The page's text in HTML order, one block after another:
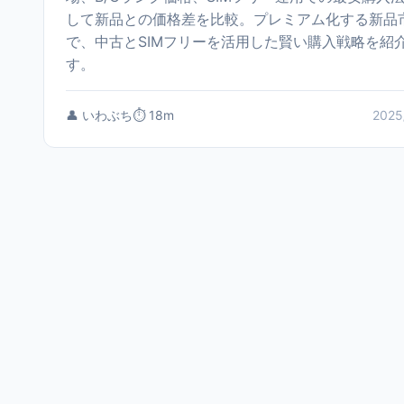
して新品との価格差を比較。プレミアム化する新品
で、中古とSIMフリーを活用した賢い購入戦略を紹
す。
👤 いわぶち⏱️ 18m